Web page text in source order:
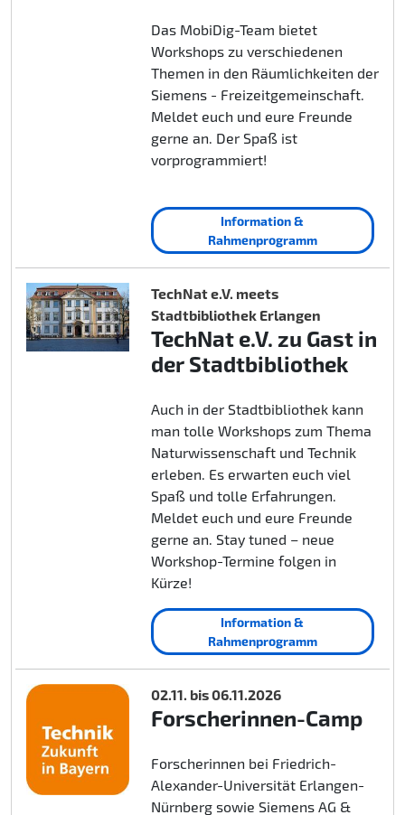
Das MobiDig-Team bietet
Workshops zu verschiedenen
Themen in den Räumlichkeiten der
Siemens - Freizeitgemeinschaft.
Meldet euch und eure Freunde
gerne an. Der Spaß ist
vorprogrammiert!
Information &
Rahmenprogramm
TechNat e.V. meets
Stadtbibliothek Erlangen
TechNat e.V. zu Gast in
der Stadtbibliothek
Auch in der Stadtbibliothek kann
man tolle Workshops zum Thema
Naturwissenschaft und Technik
erleben. Es erwarten euch viel
Spaß und tolle Erfahrungen.
Meldet euch und eure Freunde
gerne an. Stay tuned – neue
Workshop-Termine folgen in
Kürze!
Information &
Rahmenprogramm
02.11. bis 06.11.2026
Forscherinnen-Camp
Forscherinnen bei Friedrich-
Alexander-Universität Erlangen-
Nürnberg sowie Siemens AG &